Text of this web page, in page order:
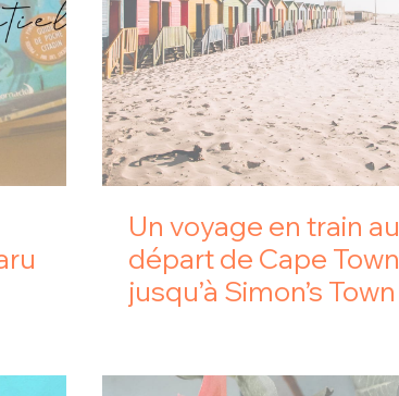
Un voyage en train au
départ de Cape Town
jusqu’à Simon’s Town